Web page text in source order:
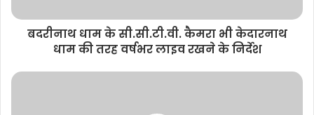
बदरीनाथ धाम के सी.सी.टी.वी. कैमरा भी केदारनाथ
धाम की तरह वर्षभर लाइव रखने के निर्देश